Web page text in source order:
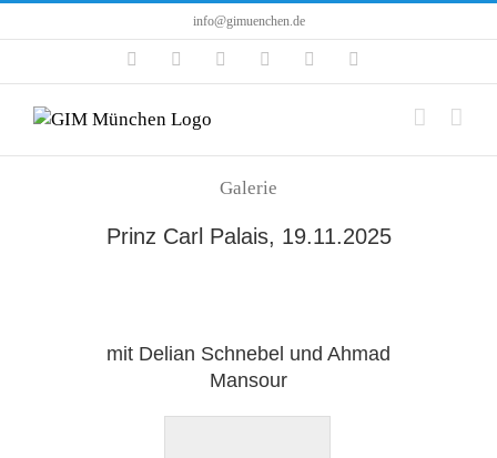
Inhalt
info@gimuenchen.de
FacebookInstagramLinkedIn YouTube
Galerie
Prinz Carl Palais, 19.11.2025
mit Delian Schnebel und Ahmad
Mansour